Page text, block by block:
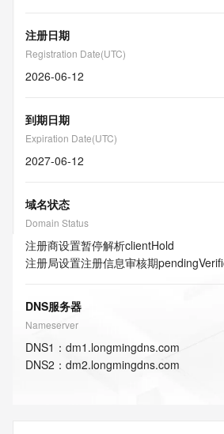
注册日期
Registration Date(UTC)
2026-06-12
到期日期
Expiration Date(UTC)
2027-06-12
域名状态
Domain Status
注册商设置暂停解析clientHold
注册局设置注册信息审核期
DNS服务器
Nameserver
DNS1 ： dm1.longmingdns.com
DNS2 ： dm2.longmingdns.com